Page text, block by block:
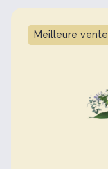
Meilleure vente